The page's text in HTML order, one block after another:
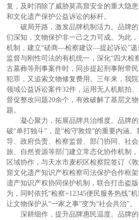
复，及时消除了威胁莫高窟安全的重大隐
和文化遗产保护公益诉讼的标杆。
破局开路，激发品牌机制活力。品牌
们深知，文物保护非一己之力可成。为此
机制，建立“磋商—检察建议—提起诉讼”递
监督与刚性司法的有机统一，深化“四大检
古墓葬等刑事案件时，同步提起刑事附带
犯罪，又追索文物修复费用。三年来，我
领域公益诉讼案件32件，运用无人机航拍
督促整改问题20余个，有效破解了基层文
题。
凝心聚力，拓展品牌共治维度。品牌
破“单打独斗”，是“检守敦煌”的重要内涵
导、政府负责、检察监督、部门协同、社
旅、自然资源等部门建立常态化协作机制
区域协作，与天水市麦积区检察院签订《
窟文化遗产知识产权检察司法保护合作框
遗产知识产权协同保护机制，联合打击盗
为，同时依托“检察+12345便民服务热线”
让文物保护从“一家之事”变为“社会共治”。
深耕细作，提升品牌惠民温度。品牌